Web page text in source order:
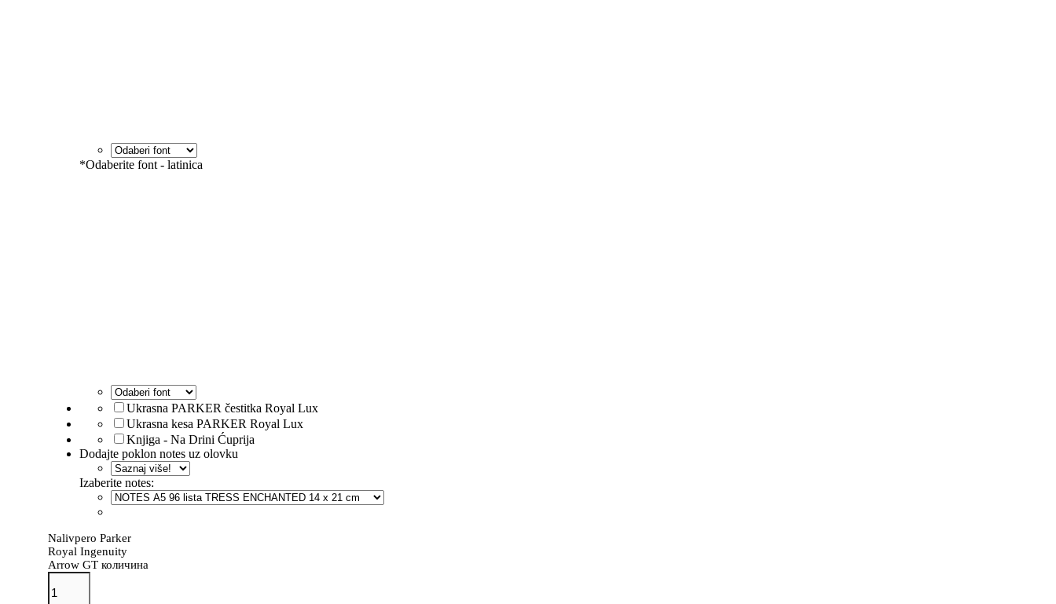
*Odaberite font - latinica
Ukrasna PARKER čestitka Royal Lux
Ukrasna kesa PARKER Royal Lux
Knjiga - Na Drini Ćuprija
Dodajte poklon notes uz olovku
Izaberite notes:
Nalivpero Parker
Royal Ingenuity
Arrow GT количина